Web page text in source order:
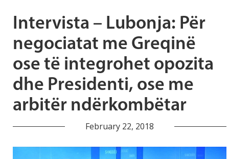
Intervista – Lubonja: Për
negociatat me Greqinë
ose të integrohet opozita
dhe Presidenti, ose me
arbitër ndërkombëtar
February 22, 2018